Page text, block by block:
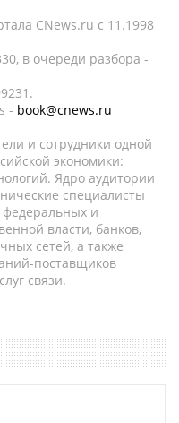
CNews.ru c 11.1998
в очереди разбора -
- book@cnews.ru
и сотрудники одной
экономики:
Ядро аудитории
специалисты
и
власти, банков,
сетей, а также
поставщиков
связи.